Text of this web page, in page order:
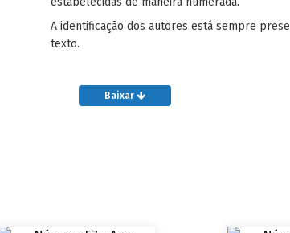
A identificação dos autores está sempre
texto.
Baixar